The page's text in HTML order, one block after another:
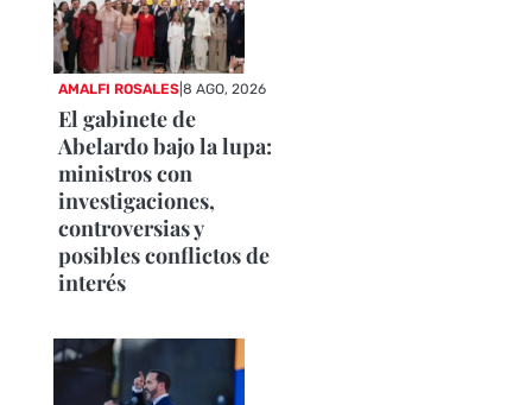
AMALFI ROSALES |8 AGO, 2026
El gabinete de
Abelardo bajo la lupa:
ministros con
investigaciones,
controversias y
posibles conflictos de
interés